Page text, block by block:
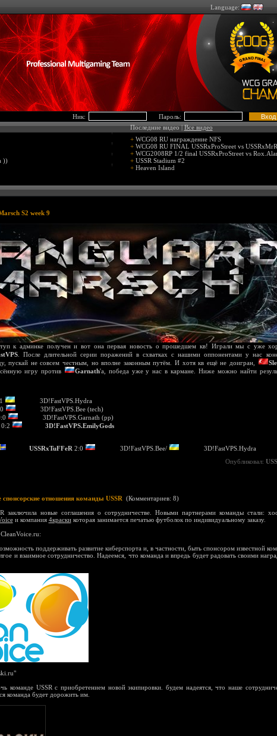
Language:
Ник: Пароль:
Последние видео |Все видео
))
+ WCG08 RU награждение NFS
+ WCG08 RU FINAL USSRxProStreet vs
+ WCG2008RP 1/2 final USSRxProStreet vs
+ USSR Stadium #2
+ Heaven Island
S2 week 9
к админке получен и вот она первая новость о прошедшем кв! Играли мы с уже
. После длительной серии поражений в схватках с нашими оппонентами у нас
пускай не совсем честным, но вполне законным путём. И хотя кв ещё не доигран,
игру против
Garnath'а, победа уже у нас в кармане. Ниже можно найти
3D!FastVPS.Hydra
3D!FastVPS.Bee (tech)
3D!FastVPS.Garnath (pp)
0:2
3D!FastVPS.EmilyGods
USSRxTuFFeR 2:0 3D!FastVPS.Bee/
3D!FastVPS.Hydra
Опубликовал:
отношения команды USSR (Комментариев: 8)
заключила новые соглашения о сотрудничестве. Новыми партнерами команды стали:
и компания 4краскикоторая занимается печатью футболок по индивидуальному заказу.
поддерживать развитие киберспорта и, в частности, быть спонсором известной
и взаимное сотрудничество. Надеемся, что команда и впредь будет радовать своими
команде USSR с приобретением новой экипировки. будем надеятся, что наше
команда будет дорожить им.